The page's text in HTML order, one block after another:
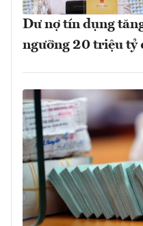
Dư nợ tín dụng
ngưỡng 20 triệu tỷ